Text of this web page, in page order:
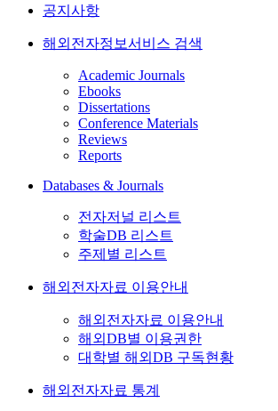
공지사항
해외전자정보서비스 검색
Academic Journals
Ebooks
Dissertations
Conference Materials
Reviews
Reports
Databases & Journals
전자저널 리스트
학술DB 리스트
주제별 리스트
해외전자자료 이용안내
해외전자자료 이용안내
해외DB별 이용권한
대학별 해외DB 구독현황
해외전자자료 통계